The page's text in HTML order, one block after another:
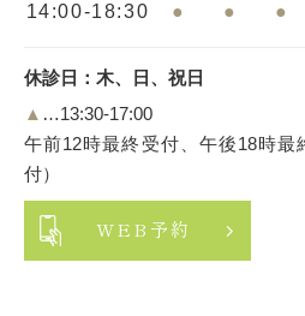
14:00-18:30 ● ● ●
休診日：木、日、祝日
▲ …13:30-17:00
午前12時最終受付、午後18時最
付）
WEB予約